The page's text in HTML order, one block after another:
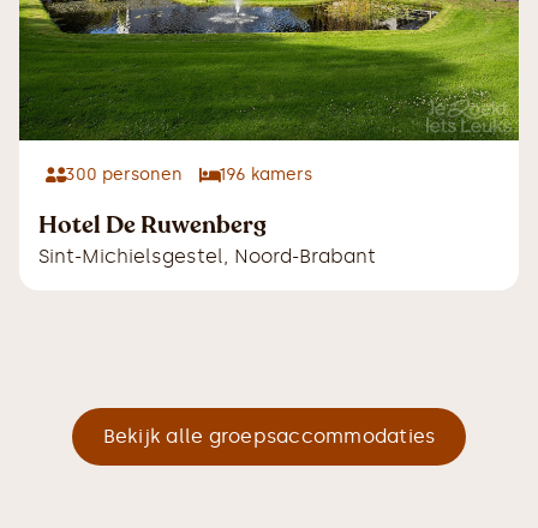
300 personen 196 kamers
Hotel De Ruwenberg
Sint-Michielsgestel, Noord-Brabant
Bekijk alle groepsaccommodaties